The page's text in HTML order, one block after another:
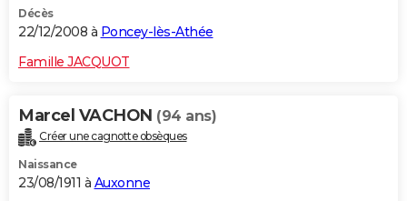
Décès
22/12/2008 à Poncey-lès-Athée
Famille JACQUOT
Marcel VACHON (94 ans)
Créer une cagnotte obsèques
Naissance
23/08/1911 à Auxonne